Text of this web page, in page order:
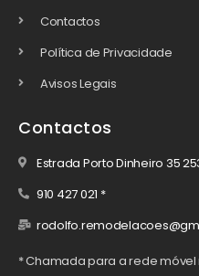
Contactos
Política de Privacidade
Avisos Legais
Contactos
Estrada Porto Dinheiro 35
910 427 021 *
* Chamada para a rede